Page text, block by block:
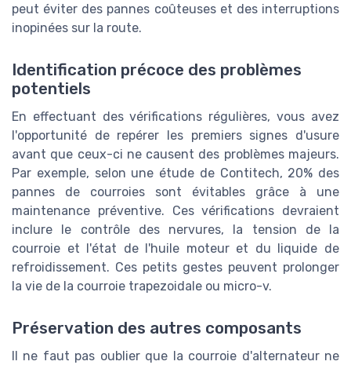
peut éviter des pannes coûteuses et des interruptions
inopinées sur la route.
Identification précoce des problèmes
potentiels
En effectuant des vérifications régulières, vous avez
l'opportunité de repérer les premiers signes d'usure
avant que ceux-ci ne causent des problèmes majeurs.
Par exemple, selon une étude de Contitech, 20% des
pannes de courroies sont évitables grâce à une
maintenance préventive. Ces vérifications devraient
inclure le contrôle des nervures, la tension de la
courroie et l'état de l'huile moteur et du liquide de
refroidissement. Ces petits gestes peuvent prolonger
la vie de la courroie trapezoidale ou micro-v.
Préservation des autres composants
Il ne faut pas oublier que la courroie d'alternateur ne